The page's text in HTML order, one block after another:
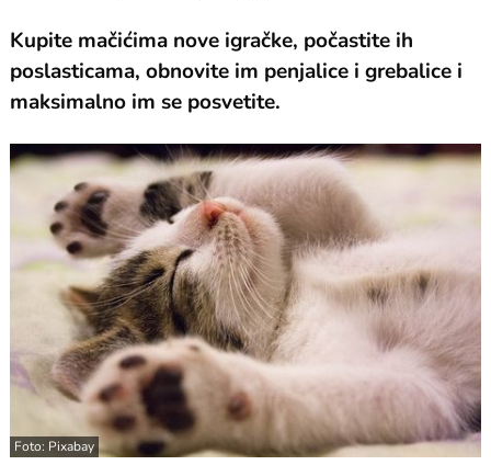
Kupite mačićima nove igračke, počastite ih
poslasticama, obnovite im penjalice i grebalice i
maksimalno im se posvetite.
Foto: Pixabay